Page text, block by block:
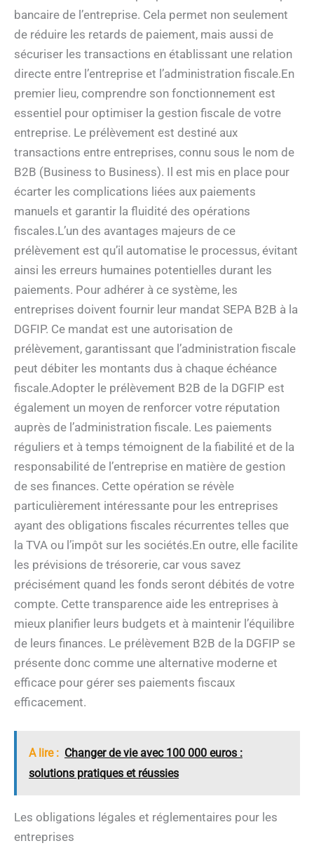
bancaire de l’entreprise. Cela permet non seulement
de réduire les retards de paiement, mais aussi de
sécuriser les transactions en établissant une relation
directe entre l’entreprise et l’administration fiscale.En
premier lieu, comprendre son fonctionnement est
essentiel pour optimiser la gestion fiscale de votre
entreprise. Le prélèvement est destiné aux
transactions entre entreprises, connu sous le nom de
B2B (Business to Business). Il est mis en place pour
écarter les complications liées aux paiements
manuels et garantir la fluidité des opérations
fiscales.L’un des avantages majeurs de ce
prélèvement est qu’il automatise le processus, évitant
ainsi les erreurs humaines potentielles durant les
paiements. Pour adhérer à ce système, les
entreprises doivent fournir leur mandat SEPA B2B à la
DGFIP. Ce mandat est une autorisation de
prélèvement, garantissant que l’administration fiscale
peut débiter les montants dus à chaque échéance
fiscale.Adopter le prélèvement B2B de la DGFIP est
également un moyen de renforcer votre réputation
auprès de l’administration fiscale. Les paiements
réguliers et à temps témoignent de la fiabilité et de la
responsabilité de l’entreprise en matière de gestion
de ses finances. Cette opération se révèle
particulièrement intéressante pour les entreprises
ayant des obligations fiscales récurrentes telles que
la TVA ou l’impôt sur les sociétés.En outre, elle facilite
les prévisions de trésorerie, car vous savez
précisément quand les fonds seront débités de votre
compte. Cette transparence aide les entreprises à
mieux planifier leurs budgets et à maintenir l’équilibre
de leurs finances. Le prélèvement B2B de la DGFIP se
présente donc comme une alternative moderne et
efficace pour gérer ses paiements fiscaux
efficacement.
A lire : Changer de vie avec 100 000 euros :
solutions pratiques et réussies
Les obligations légales et réglementaires pour les
entreprises